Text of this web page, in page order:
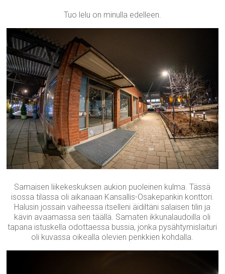
Tuo lelu on minulla edelleen.
Samaisen liikekeskuksen aukion puoleinen kulma. Tässä
isossa tilassa oli aikanaan Kansallis-Osakepankin konttori.
Halusin jossain vaiheessa itselleni äidiltäni salaisen tilin ja
kävin avaamassa sen täällä. Samaten ikkunalaudoilla oli
tapana istuskella odottaessa bussia, jonka pysähtymislaituri
oli kuvassa oikealla olevien penkkien kohdalla.